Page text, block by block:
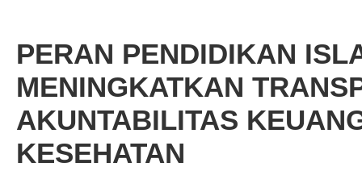
PERAN PENDIDIKAN
MENINGKATKAN
AKUNTABILITAS
KESEHATAN